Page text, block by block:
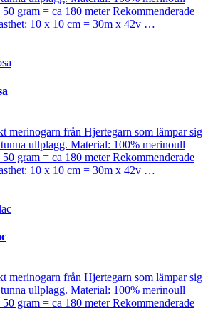
gram = ca 180 meter Rekommenderade
10 x 10 cm = 30m x 42v …
merinogarn från Hjertegarn som lämpar sig
ullplagg. Material: 100% merinoull
gram = ca 180 meter Rekommenderade
10 x 10 cm = 30m x 42v …
merinogarn från Hjertegarn som lämpar sig
ullplagg. Material: 100% merinoull
gram = ca 180 meter Rekommenderade